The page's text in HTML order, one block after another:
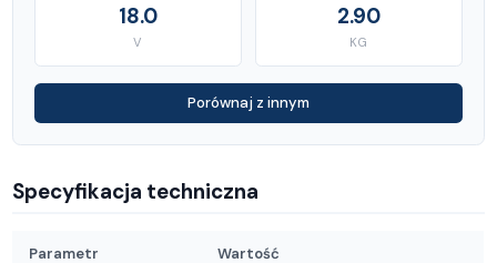
18.0
V
2.90
KG
Porównaj z innym
Specyfikacja techniczna
Parametr Wartość